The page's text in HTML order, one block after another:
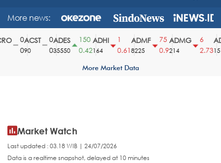
More news:
ACST
90
ADES
35550
150
0.42
ADHI
164
0.61
ADMF
8225
75
0.9
ADMG
214
2.731510
More Market Data
Market Watch
Last updated : 03.18 WIB | 24/07/2026
Data is a realtime snapshot, delayed at 10 minutes